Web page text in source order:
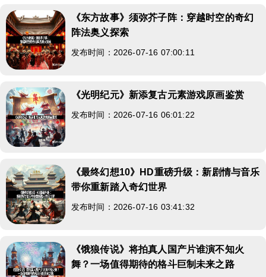
《东方故事》须弥芥子阵：穿越时空的奇幻
阵法奥义探索
发布时间：2026-07-16 07:00:11
《光明纪元》新添复古元素游戏原画鉴赏
发布时间：2026-07-16 06:01:22
《最终幻想10》HD重磅升级：新剧情与音乐
带你重新踏入奇幻世界
发布时间：2026-07-16 03:41:32
《饿狼传说》将拍真人国产片谁演不知火
舞？一场值得期待的格斗巨制未来之路